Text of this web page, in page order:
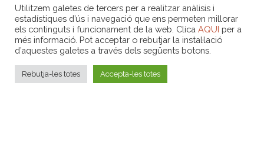
COPYRIGHT 2020 - UNIÓ DE COOPERATIVES
DE TREBALL ASSOCIAT DE LES ILLES
BALEARS
Utilitzem galetes de tercers per a realitzar anàlisis i
estadístiques d’ús i navegació que ens permeten millorar
els continguts i funcionament de la web. Clica AQUI per a
més informació. Pot acceptar o rebutjar la instal·lació
d’aquestes galetes a través dels següents botons.
Rebutja-les totes Accepta-les totes